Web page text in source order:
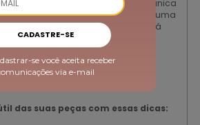
e oferece uma estética diferente e única
parte do rapport se posiciona numa
isto é, nenhuma peça será
das suas peças com essas dicas:
CADASTRE-SE
se você aceita receber
via e-mail